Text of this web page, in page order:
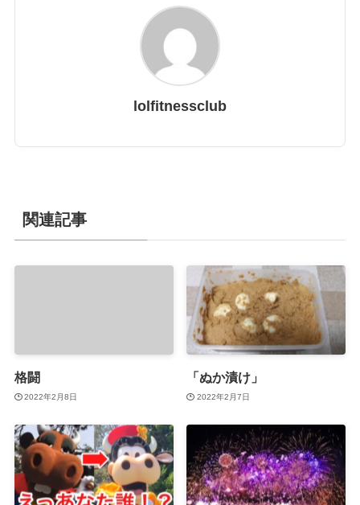
lolfitnessclub
関連記事
格闘
2022年2月8日
「ぬか漬け」
2022年2月7日